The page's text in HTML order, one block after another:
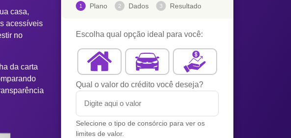
casa,
acessíveis
no
da carta
1 Plano 2 Dados 3 Resultado
Escolha qual opção ideal para você:
Qual o valor do crédito você deseja?
Selecione o tipo de consórcio para ver os
limites de valor.